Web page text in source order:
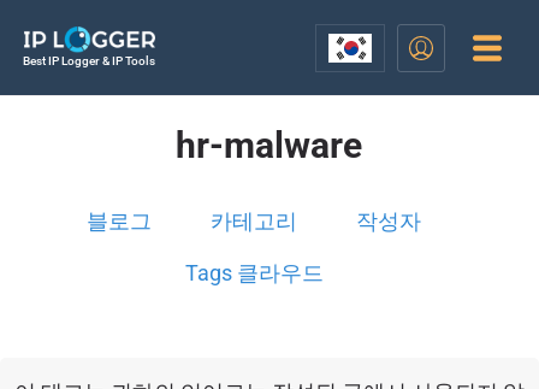
Best IP Logger & IP Tools
hr-malware
블로그 카테고리 작성자
Tags 클라우드